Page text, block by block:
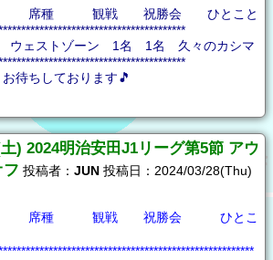
定 席種 観戦 祝勝会 ひとこと
ェストゾーン 1名 1名 久々のカシマ
待ちしております🎵
) 2024明治安田J1リーグ第5節 アウ
投稿者： JUN 投稿日：2024/03/28(Thu)
定 席種 観戦 祝勝会 ひとこ